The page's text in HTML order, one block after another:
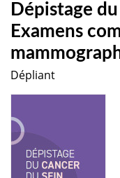
Dépistage
Examens
Dépliant